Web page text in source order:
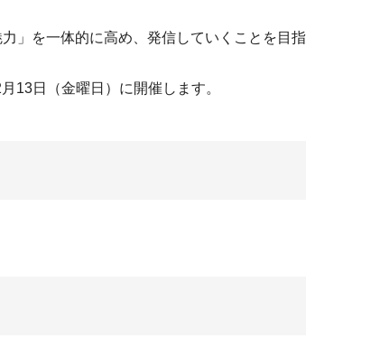
」を一体的に高め、発信していくことを目指
13日（金曜日）に開催します。